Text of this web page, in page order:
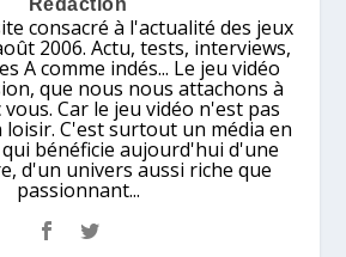
consacré à l'actualité des jeux
2006. Actu, tests, interviews,
A comme indés... Le jeu vidéo
que nous nous attachons à
Car le jeu vidéo n'est pas
C'est surtout un média en
bénéficie aujourd'hui d'une
d'un univers aussi riche que
passionnant...